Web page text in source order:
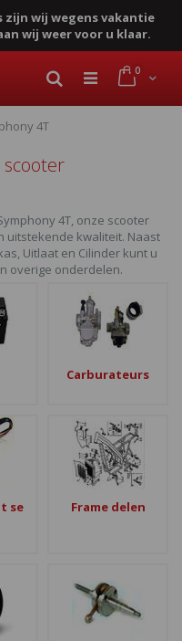
zijn wij wegens vakantie
wij weer voor u klaar.
Cart
0
Zoek
4T
scooter
4T, onze scooter
uitstekende kwaliteit. Naast
Uitlaat en Cilinder kunt u
overige onderdelen.
Carburateurs
se
Frame delen